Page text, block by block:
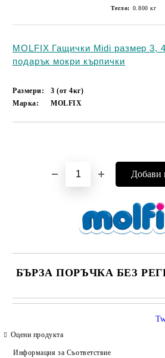
Тегло: 0.800 кг
MOLFIX Гащички Midi размер 3,
подарък мокри кърпички
Размери:
3 (от 4кг)
Марка:
MOLFIX
БЪРЗА ПОРЪЧКА БЕЗ
САМО ПОПЪЛНЕТЕ 4
Оцени продукта
Информация за Съответствие